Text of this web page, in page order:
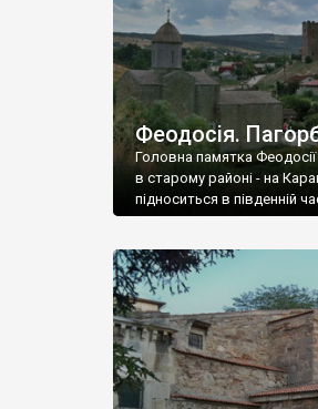
Феодосія.
Головна памятка
в старому районі - на
підноситься в південній